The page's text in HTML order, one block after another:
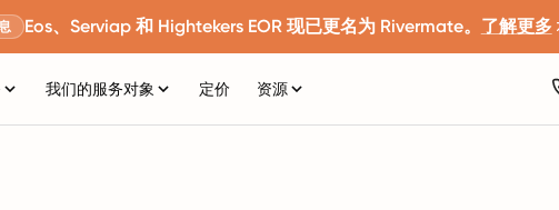
Eos、Serviap 和 Hightekers EOR 现已更名为 Rivermate。 了解更多
我们的服务对象 定价 资源